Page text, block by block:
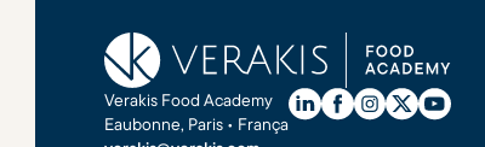
Verakis Food Academy
Eaubonne, Paris • França